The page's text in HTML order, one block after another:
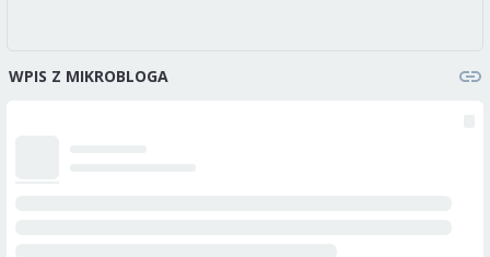
WPIS Z MIKROBLOGA